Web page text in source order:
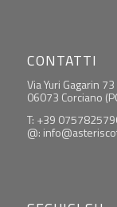
CONTATTI
Via Yuri Gagarin 73
06073 Corciano
T: +39
@: